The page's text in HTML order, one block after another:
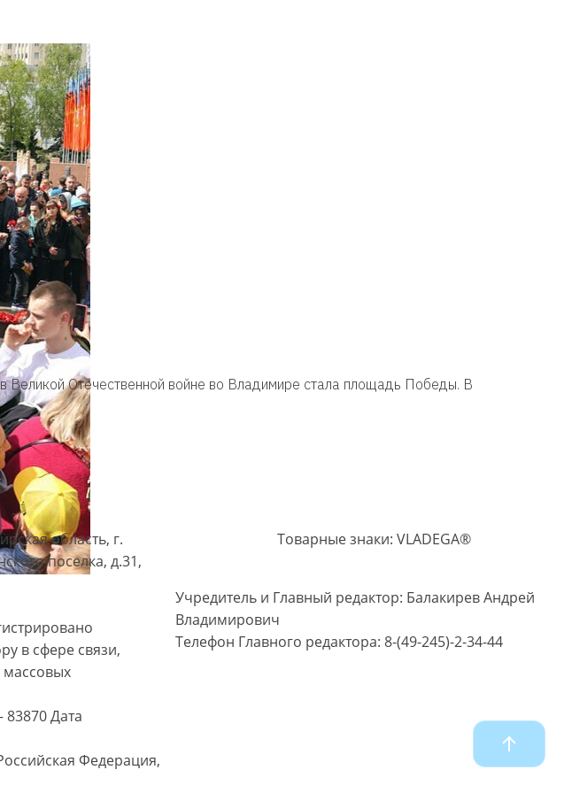
Отечественной войне во Владимире стала площадь Победы. В
область, г.
поселка, д.31,
в сфере связи,
Дата
Федерация,
Товарные знаки: VLADEGA®
Учредитель и Главный редактор: Балакирев Андрей
Владимирович
Телефон Главного редактора: 8-(49-245)-2-34-44